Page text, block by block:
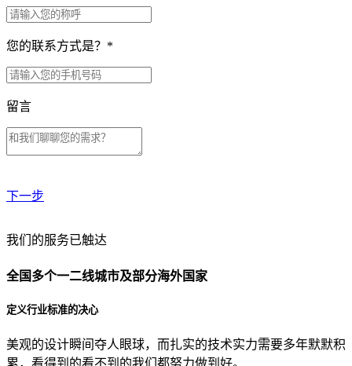
您的联系方式是？ *
留言
下一步
贵公司预算范围是？
贵公司的团队规模是？
目前主要的营销渠道是？
我们的服务已触达
全国多个一二线城市及部分海外国家
定义行业标准的决心
美观的设计瞬间夺人眼球，而扎实的技术实力需要多年默默积
累，看得到的看不到的我们都努力做到好。